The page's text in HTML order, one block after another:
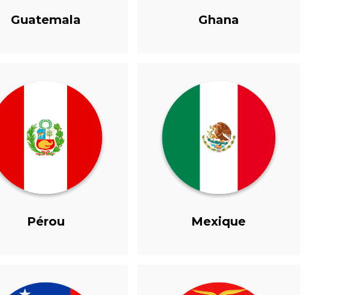
Guatemala Ghana
Pérou Mexique